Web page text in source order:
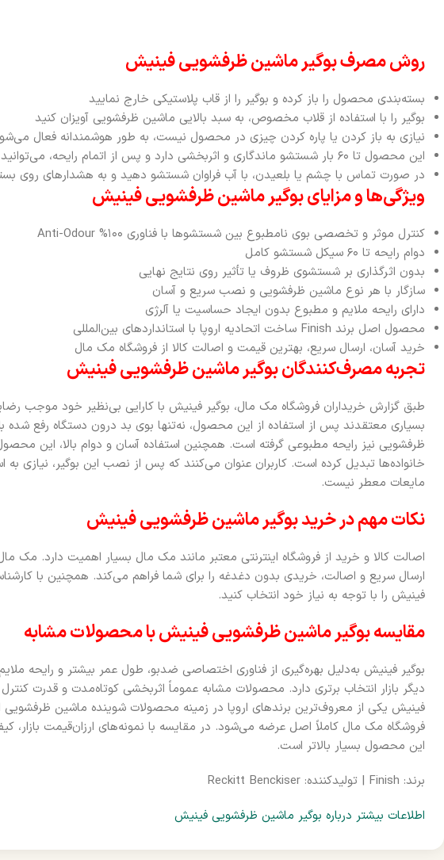
روش مصرف بوگیر ماشین ظرفشویی فینیش
بسته‌بندی محصول را باز کرده و بوگیر را از قاب پلاستیکی خارج نمایید
بوگیر را با استفاده از قلاب مخصوص، به سبد بالایی ماشین ظرفشویی آویزان کنید
نیازی به باز کردن یا پاره کردن چیزی در محصول نیست، به طور هوشمندانه فعال
این محصول تا ۶۰ بار شستشو ماندگاری و اثربخشی دارد و پس از اتمام رایحه، می‌توانید آن را تعویض کنید
در صورت تماس با چشم یا بلعیدن، با آب فراوان شستشو دهید و به هشدارهای روی
ویژگی‌ها و مزایای بوگیر ماشین ظرفشویی فینیش
کنترل موثر و تخصصی بوی نامطبوع بین شستشوها با فناوری ۱۰۰% Anti-Odour
دوام رایحه تا ۶۰ سیکل شستشو کامل
بدون اثرگذاری بر شستشوی ظروف یا تأثیر روی نتایج نهایی
سازگار با هر نوع ماشین ظرفشویی و نصب سریع و آسان
دارای رایحه ملایم و مطبوع بدون ایجاد حساسیت یا آلرژی
محصول اصل برند Finish ساخت اتحادیه اروپا با استانداردهای بین‌المللی
خرید آسان، ارسال سریع، بهترین قیمت و اصالت کالا از فروشگاه مک مال
تجربه مصرف‌کنندگان بوگیر ماشین ظرفشویی فینیش
طبق گزارش خریداران فروشگاه مک مال، بوگیر فینیش با کارایی بی‌نظیر خود موجب
بسیاری معتقدند پس از استفاده از این محصول، نه‌تنها بوی بد درون دستگاه رفع
ظرفشویی نیز رایحه مطبوعی گرفته است. همچنین استفاده آسان و دوام بالا، این
خانواده‌ها تبدیل کرده است. کاربران عنوان می‌کنند که پس از نصب این بوگیر، نیازی به
مایعات معطر نیست.
نکات مهم در خرید بوگیر ماشین ظرفشویی فینیش
اصالت کالا و خرید از فروشگاه اینترنتی معتبر مانند مک مال بسیار اهمیت دارد. مک
ارسال سریع و اصالت، خریدی بدون دغدغه را برای شما فراهم می‌کند. همچنین با
فینیش را با توجه به نیاز خود انتخاب کنید.
مقایسه بوگیر ماشین ظرفشویی فینیش با محصولات مشابه
بوگیر فینیش به‌دلیل بهره‌گیری از فناوری اختصاصی ضدبو، طول عمر بیشتر و رایحه
دیگر بازار انتخاب برتری دارد. محصولات مشابه عموماً اثربخشی کوتاه‌مدت و قدرت
فینیش یکی از معروف‌ترین برندهای اروپا در زمینه محصولات شوینده ماشین
فروشگاه مک مال کاملاً اصل عرضه می‌شود. در مقایسه با نمونه‌های ارزان‌قیمت بازار،
این محصول بسیار بالاتر است.
برند: Finish | تولیدکننده: Reckitt Benckiser
اطلاعات بیشتر درباره بوگیر ماشین ظرفشویی فینیش